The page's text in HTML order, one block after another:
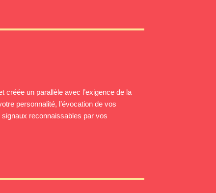
créée un parallèle avec l’exigence de la
personnalité, l’évocation de vos
reconnaissables par vos